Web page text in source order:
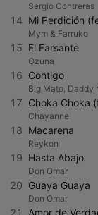
Sergio Contreras
14 Mi Perdición
Mym & Farruko
15 El Farsante
Ozuna
16 Contigo
Big Mato, Daddy
17 Choka Choka
Chayanne
18 Macarena
Reykon
19 Hasta Abajo
Don Omar
20 Guaya Guaya
Don Omar
21 Amor de